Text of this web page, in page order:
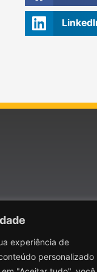
experiência de
personalizado
Cabral, Curitiba – PR
reservados GD